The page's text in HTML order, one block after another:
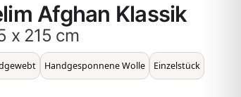
Afghan Klassik
x 215 cm
Handgesponnene Wolle Einzelstück